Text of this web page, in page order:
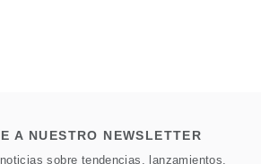
A NUESTRO NEWSLETTER
sobre tendencias, lanzamientos,